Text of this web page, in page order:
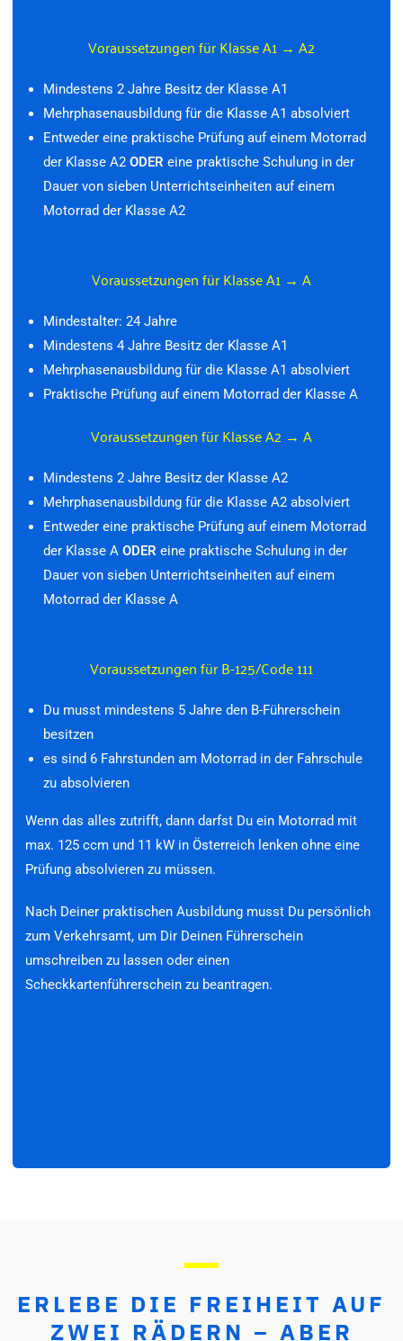
Voraussetzungen für Klasse A1 → A2
Mindestens 2 Jahre Besitz der Klasse A1
Mehrphasenausbildung für die Klasse A1 absolviert
Entweder eine praktische Prüfung auf einem Motorrad
der Klasse A2 ODER eine praktische Schulung in der
Dauer von sieben Unterrichtseinheiten auf einem
Motorrad der Klasse A2
Voraussetzungen für Klasse A1 → A
Mindestalter: 24 Jahre
Mindestens 4 Jahre Besitz der Klasse A1
Mehrphasenausbildung für die Klasse A1 absolviert
Praktische Prüfung auf einem Motorrad der Klasse A
Voraussetzungen für Klasse A2 → A
Mindestens 2 Jahre Besitz der Klasse A2
Mehrphasenausbildung für die Klasse A2 absolviert
Entweder eine praktische Prüfung auf einem Motorrad
der Klasse A ODER eine praktische Schulung in der
Dauer von sieben Unterrichtseinheiten auf einem
Motorrad der Klasse A
Voraussetzungen für B-125/Code 111
Du musst mindestens 5 Jahre den B-Führerschein
besitzen
es sind 6 Fahrstunden am Motorrad in der Fahrschule
zu absolvieren
Wenn das alles zutrifft, dann darfst Du ein Motorrad mit
max. 125 ccm und 11 kW in Österreich lenken ohne eine
Prüfung absolvieren zu müssen.
Nach Deiner praktischen Ausbildung musst Du persönlich
zum Verkehrsamt, um Dir Deinen Führerschein
umschreiben zu lassen oder einen
Scheckkartenführerschein zu beantragen.
ERLEBE DIE FREIHEIT AUF
ZWEI RÄDERN – ABER